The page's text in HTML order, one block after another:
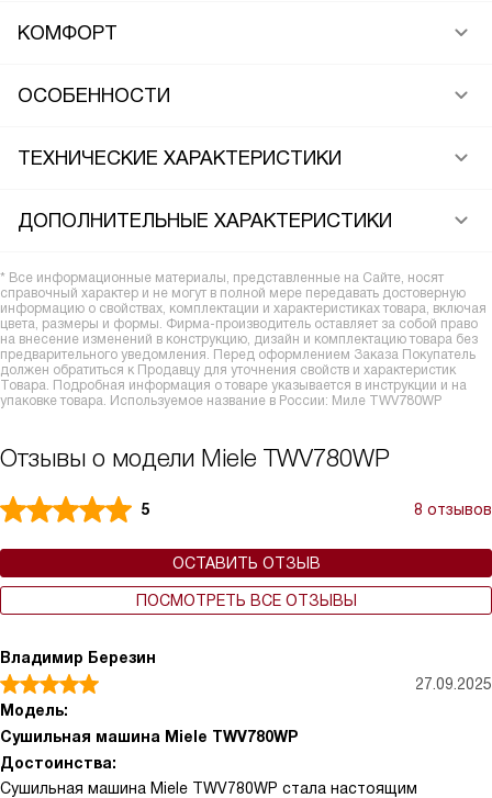
КОМФОРТ
ОСОБЕННОСТИ
ТЕХНИЧЕСКИЕ ХАРАКТЕРИСТИКИ
ДОПОЛНИТЕЛЬНЫЕ ХАРАКТЕРИСТИКИ
* Все информационные материалы, представленные на Сайте, носят
справочный характер и не могут в полной мере передавать достоверную
информацию о свойствах, комплектации и характеристиках товара, включая
цвета, размеры и формы. Фирма-производитель оставляет за собой право
на внесение изменений в конструкцию, дизайн и комплектацию товара без
предварительного уведомления. Перед оформлением Заказа Покупатель
должен обратиться к Продавцу для уточнения свойств и характеристик
Товара. Подробная информация о товаре указывается в инструкции и на
упаковке товара. Используемое название в России: Миле TWV780WP
Отзывы о модели Miele TWV780WP
5 8 отзывов
ОСТАВИТЬ ОТЗЫВ
ПОСМОТРЕТЬ ВСЕ ОТЗЫВЫ
Владимир Березин
27.09.2025
Модель:
Сушильная машина Miele TWV780WP
Достоинства:
Сушильная машина Miele TWV780WP стала настоящим